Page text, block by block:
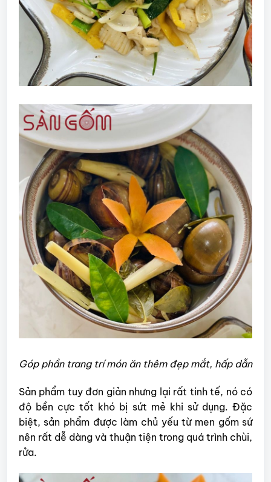
Góp phần trang trí món ăn thêm đẹp mắt, hấp dẫn
Sản phẩm tuy đơn giản nhưng lại rất tinh tế, nó có
độ bền cực tốt khó bị sứt mẻ khi sử dụng. Đặc
biệt, sản phẩm được làm chủ yếu từ men gốm sứ
nên rất dễ dàng và thuận tiện trong quá trình chùi,
rửa.